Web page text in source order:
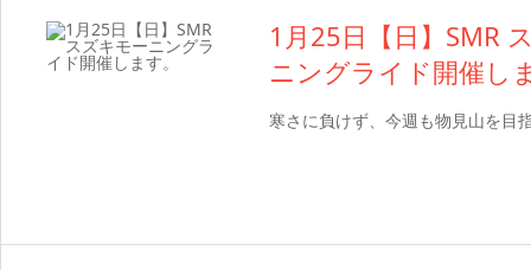
1月25日【日】SMR
ニングライド開催し
寒さに負けず、今週も物見山を目